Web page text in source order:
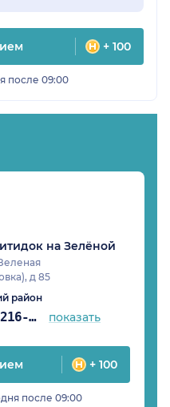
+ 100
после 09:00
на Зелёной
д 85
район
+7 (843) 216-80-53 показать
+ 100
после 09:00